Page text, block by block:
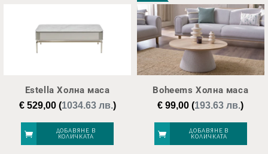
Estella Холна маса
€529,00(1034.63 лв.)
ДОБАВЯНЕ В
КОЛИЧКАТА
Boheems Холна маса
€ 99,00 (193.63 лв.)
ДОБАВЯНЕ В
КОЛИЧКАТА